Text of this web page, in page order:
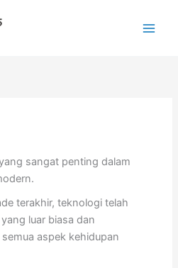
sangat penting dalam
terakhir, teknologi telah
luar biasa dan
aspek kehidupan